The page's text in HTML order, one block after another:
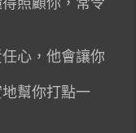
心，他會讓你
幫你打點一